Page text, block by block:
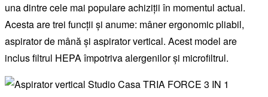
una dintre cele mai populare achiziții în momentul actual.
Acesta are trei funcții și anume: mâner ergonomic pliabil,
aspirator de mână și aspirator vertical. Acest model are
inclus filtrul HEPA împotriva alergenilor și microfiltrul.